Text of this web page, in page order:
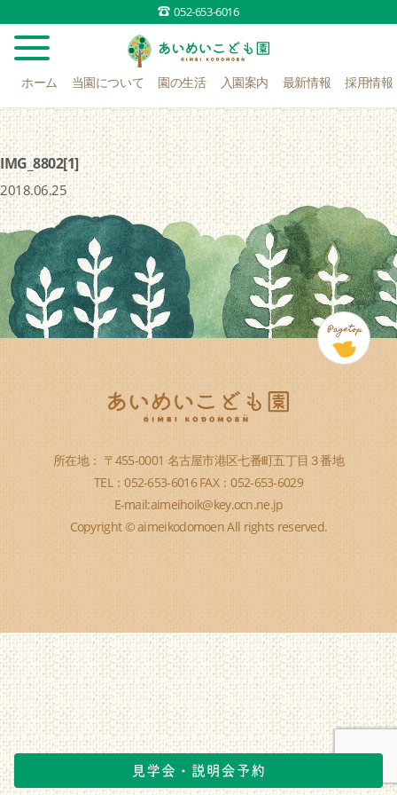
052-653-6016
ホーム 当園について 園の生活 入園案内 最新情報 採用情報
IMG_8802[1]
2018.06.25
所在地： 〒455-0001 名古屋市港区七番町五丁目３番地
TEL：052-653-6016 FAX：052-653-6029
E-mail:aimeihoik@key.ocn.ne.jp
Copyright © aimeikodomoen All rights reserved.